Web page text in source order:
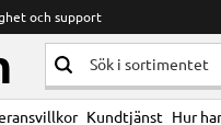
och support
Kundtjänst Hur